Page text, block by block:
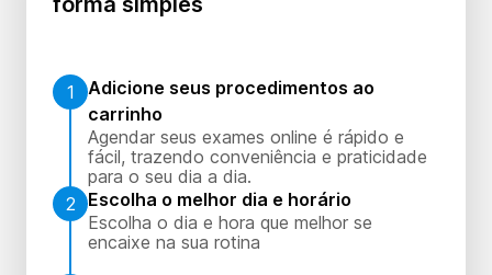
1
Adicione seus procedimentos ao
carrinho
Agendar seus exames online é rápido e
fácil, trazendo conveniência e praticidade
para o seu dia a dia.
2
Escolha o melhor dia e horário
Escolha o dia e hora que melhor se
encaixe na sua rotina